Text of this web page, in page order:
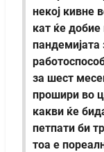
некој кивне
кат ќе добие
за шест
прошири во
какви ќе
петпати би
тоа е